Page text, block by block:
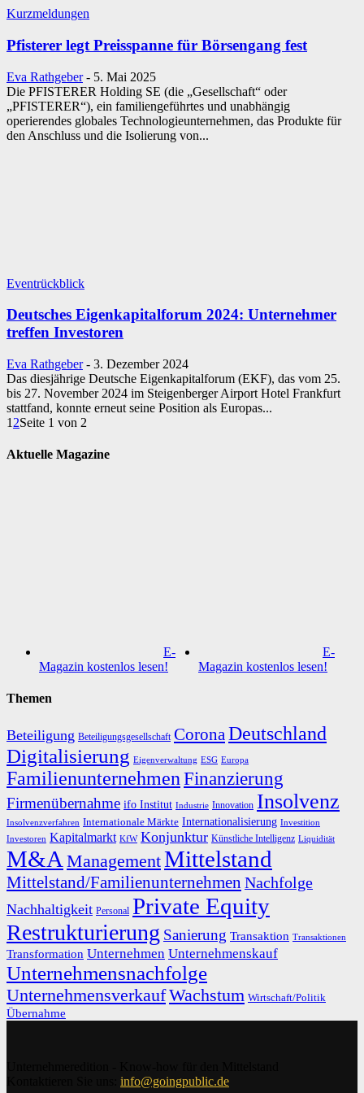
Kurzmeldungen
Pfisterer legt Preisspanne für Börsengang fest
Eva Rathgeber - 5. Mai 2025
Die PFISTERER Holding SE (die „Gesellschaft“ oder
„PFISTERER“), ein familiengeführtes und unabhängig
operierendes globales Technologieunternehmen, das Produkte für
den Anschluss und die Isolierung von...
Eventrückblick
Deutsches Eigenkapitalforum 2024: Unternehmer
treffen Investoren
Eva Rathgeber - 3. Dezember 2024
Das diesjährige Deutsche Eigenkapitalforum (EKF), das vom 25.
bis 27. November 2024 im Steigenberger Airport Hotel Frankfurt
stattfand, konnte erneut seine Position als Europas...
1 2Seite 1 von 2
Aktuelle Magazine
E-
Magazin kostenlos lesen!
E-
Magazin kostenlos lesen!
Themen
Beteiligung Beteiligungsgesellschaft CoronaDeutschland
Digitalisierung Eigenverwaltung ESG Europa
Familienunternehmen Finanzierung
Firmenübernahme ifo Institut Industrie Innovation Insolvenz
Insolvenzverfahren Internationale Märkte Internationalisierung Investition
Investoren Kapitalmarkt KfW Konjunktur Künstliche Intelligenz Liquidität
M&A ManagementMittelstand
Mittelstand/Familienunternehmen Nachfolge
Nachhaltigkeit Personal Private Equity
Restrukturierung Sanierung Transaktion Transaktionen
Transformation Unternehmen Unternehmenskauf
Unternehmensnachfolge
UnternehmensverkaufWachstum Wirtschaft/Politik
Übernahme
info@goingpublic.de